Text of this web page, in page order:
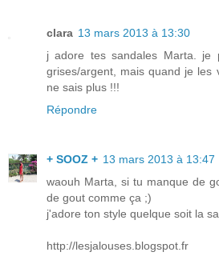
clara 13 mars 2013 à 13:30
j adore tes sandales Marta. je
grises/argent, mais quand je les
ne sais plus !!!
Répondre
+ SOOZ + 13 mars 2013 à 13:47
waouh Marta, si tu manque de
de gout comme ça ;)
j'adore ton style quelque soit la
http://lesjalouses.blogspot.fr